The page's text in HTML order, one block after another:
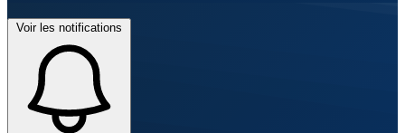
Voir les notifications